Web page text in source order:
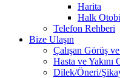
Harita
Halk
Telefon Rehberi
Bize Ulaşın
Çalışan Görüş
Hasta ve
Dilek/Öneri/